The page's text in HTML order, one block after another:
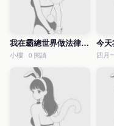
我在霸總世界做法律科普
小樓 0 閱讀
今天
四月